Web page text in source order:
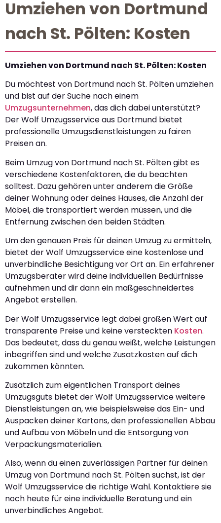
Umziehen von Dortmund
nach St. Pölten: Kosten
Umziehen von Dortmund nach St. Pölten: Kosten
Du möchtest von Dortmund nach St. Pölten umziehen
und bist auf der Suche nach einem
Umzugsunternehmen, das dich dabei unterstützt?
Der Wolf Umzugsservice aus Dortmund bietet
professionelle Umzugsdienstleistungen zu fairen
Preisen an.
Beim Umzug von Dortmund nach St. Pölten gibt es
verschiedene Kostenfaktoren, die du beachten
solltest. Dazu gehören unter anderem die Größe
deiner Wohnung oder deines Hauses, die Anzahl der
Möbel, die transportiert werden müssen, und die
Entfernung zwischen den beiden Städten.
Um den genauen Preis für deinen Umzug zu ermitteln,
bietet der Wolf Umzugsservice eine kostenlose und
unverbindliche Besichtigung vor Ort an. Ein erfahrener
Umzugsberater wird deine individuellen Bedürfnisse
aufnehmen und dir dann ein maßgeschneidertes
Angebot erstellen.
Der Wolf Umzugsservice legt dabei großen Wert auf
transparente Preise und keine versteckten Kosten.
Das bedeutet, dass du genau weißt, welche Leistungen
inbegriffen sind und welche Zusatzkosten auf dich
zukommen könnten.
Zusätzlich zum eigentlichen Transport deines
Umzugsguts bietet der Wolf Umzugsservice weitere
Dienstleistungen an, wie beispielsweise das Ein- und
Auspacken deiner Kartons, den professionellen Abbau
und Aufbau von Möbeln und die Entsorgung von
Verpackungsmaterialien.
Also, wenn du einen zuverlässigen Partner für deinen
Umzug von Dortmund nach St. Pölten suchst, ist der
Wolf Umzugsservice die richtige Wahl. Kontaktiere sie
noch heute für eine individuelle Beratung und ein
unverbindliches Angebot.